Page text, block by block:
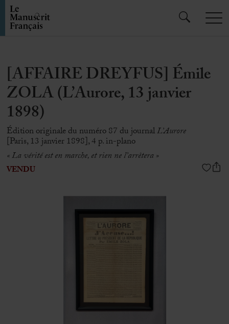
[AFFAIRE DREYFUS] Émile
ZOLA (L’Aurore, 13 janvier
1898)
Édition originale du numéro 87 du journalL’Aurore
[Paris, 13 janvier 1898], 4 p. in-plano
« La vérité est en marche, et rien ne l’arrêtera»
VENDU